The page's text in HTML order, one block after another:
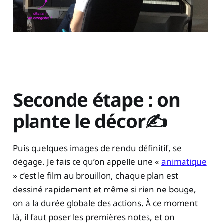
Seconde étape : on
plante le décor✍️
Puis quelques images de rendu définitif, se
dégage. Je fais ce qu’on appelle une « animatique
» c’est le film au brouillon, chaque plan est
dessiné rapidement et même si rien ne bouge,
on a la durée globale des actions. À ce moment
là, il faut poser les premières notes, et on